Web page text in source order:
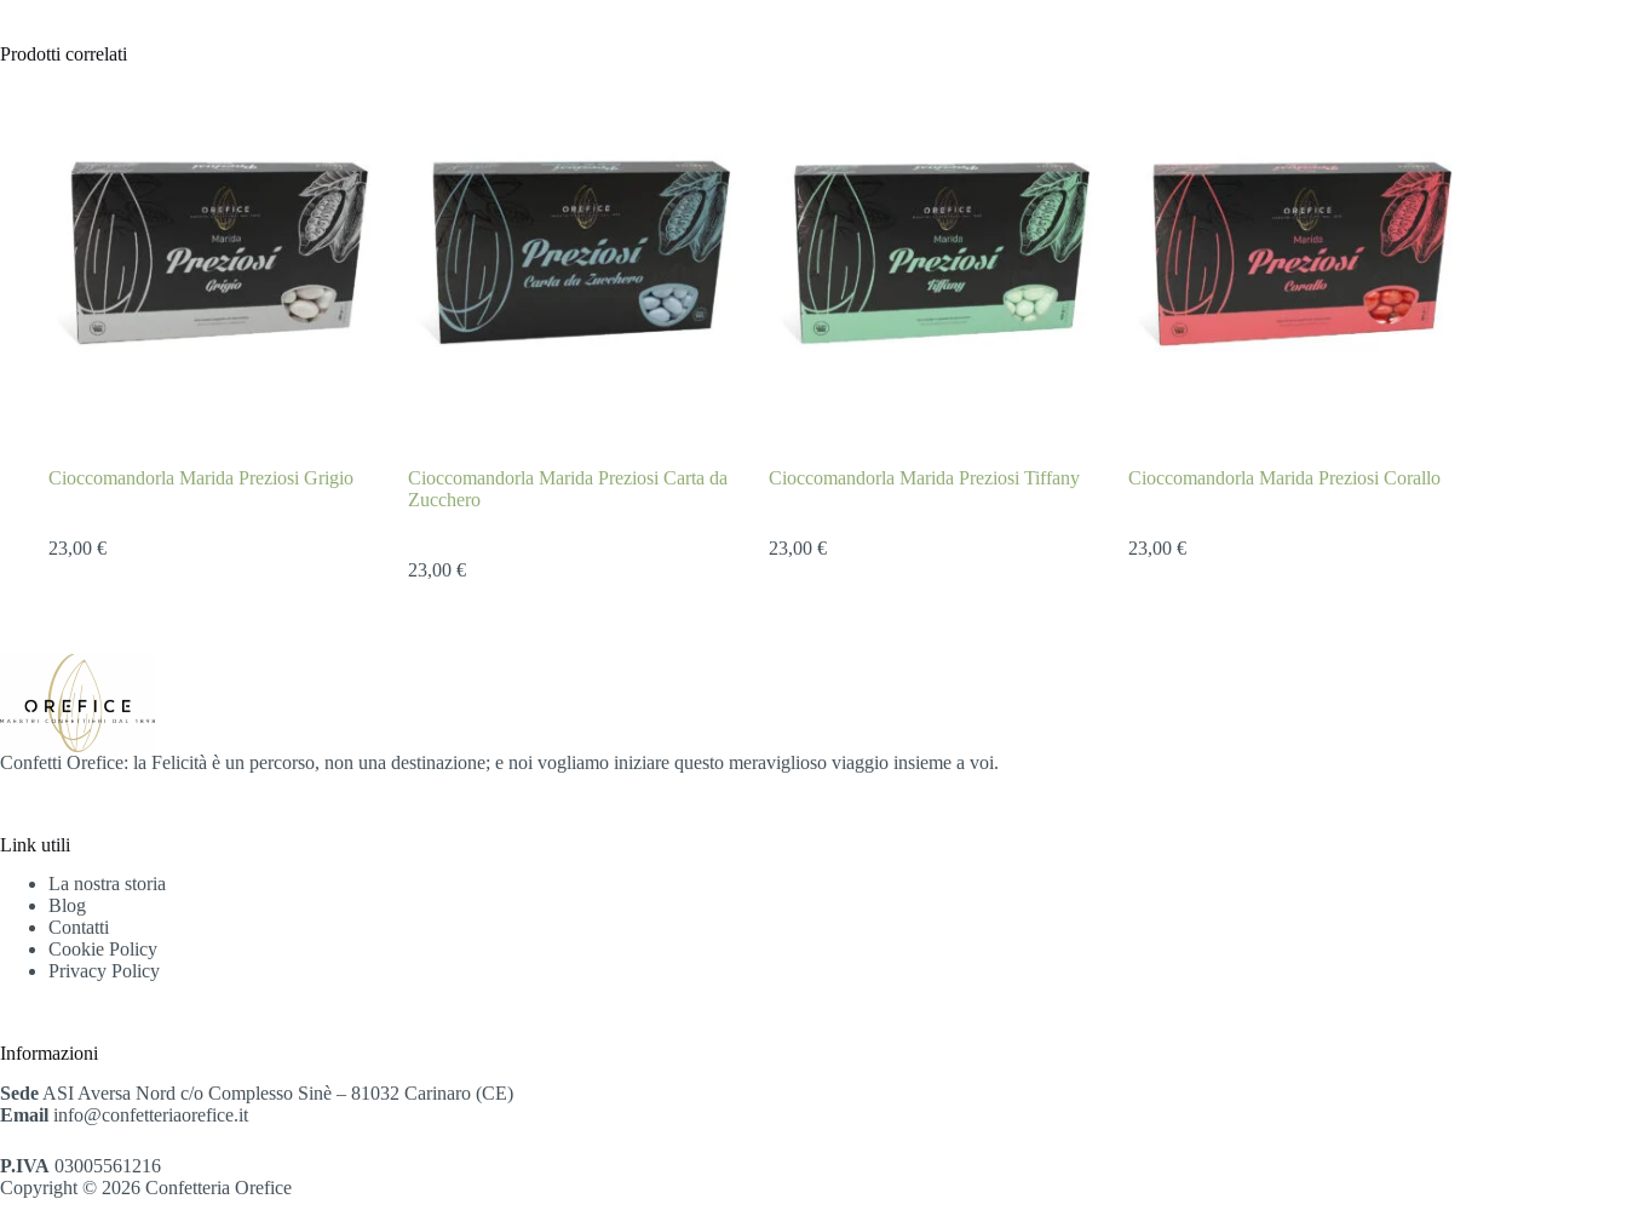
Prodotti correlati
Cioccomandorla Marida Preziosi Grigio
23,00 €
Cioccomandorla Marida Preziosi Carta da
Zucchero
23,00€
Cioccomandorla Marida Preziosi Tiffany
23,00 €
Cioccomandorla Marida Preziosi Corallo
23,00€
Confetti Orefice: la Felicità è un percorso, non una destinazione; e noi vogliamo iniziare questo meraviglioso viaggio insieme a voi.
Link utili
La nostra storia
Blog
Contatti
Cookie Policy
Privacy Policy
Informazioni
Sede ASI Aversa Nord c/o Complesso Sinè – 81032 Carinaro (CE)
Email info@confetteriaorefice.it
P.IVA 03005561216
Copyright © 2026 Confetteria Orefice